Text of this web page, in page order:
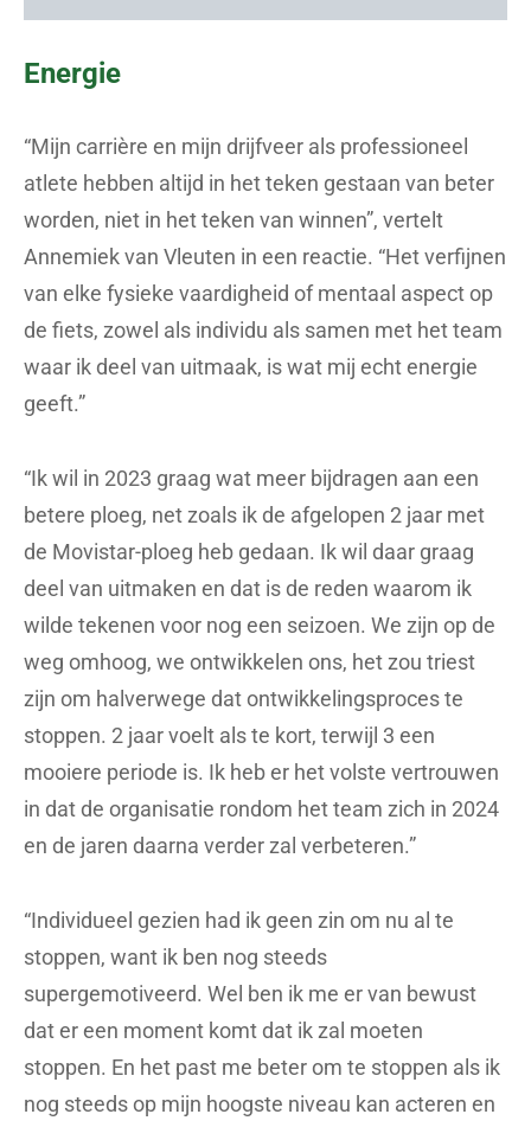
Energie
“Mijn carrière en mijn drijfveer als professioneel
atlete hebben altijd in het teken gestaan van beter
worden, niet in het teken van winnen”, vertelt
Annemiek van Vleuten in een reactie. “Het verfijnen
van elke fysieke vaardigheid of mentaal aspect op
de fiets, zowel als individu als samen met het team
waar ik deel van uitmaak, is wat mij echt energie
geeft.”
“Ik wil in 2023 graag wat meer bijdragen aan een
betere ploeg, net zoals ik de afgelopen 2 jaar met
de Movistar-ploeg heb gedaan. Ik wil daar graag
deel van uitmaken en dat is de reden waarom ik
wilde tekenen voor nog een seizoen. We zijn op de
weg omhoog, we ontwikkelen ons, het zou triest
zijn om halverwege dat ontwikkelingsproces te
stoppen. 2 jaar voelt als te kort, terwijl 3 een
mooiere periode is. Ik heb er het volste vertrouwen
in dat de organisatie rondom het team zich in 2024
en de jaren daarna verder zal verbeteren.”
“Individueel gezien had ik geen zin om nu al te
stoppen, want ik ben nog steeds
supergemotiveerd. Wel ben ik me er van bewust
dat er een moment komt dat ik zal moeten
stoppen. En het past me beter om te stoppen als ik
nog steeds op mijn hoogste niveau kan acteren en